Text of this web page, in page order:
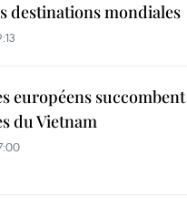
destinations mondiales
européens succombent
du Vietnam